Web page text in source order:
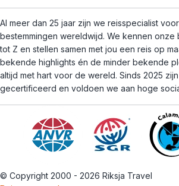
Al meer dan 25 jaar zijn we reisspecialist
bestemmingen wereldwijd. We kennen onze
tot Z en stellen samen met jou een reis op
bekende highlights én de minder bekende
altijd met hart voor de wereld. Sinds 2025
gecertificeerd en voldoen we aan hoge
© Copyright 2000 - 2026 Riksja Travel